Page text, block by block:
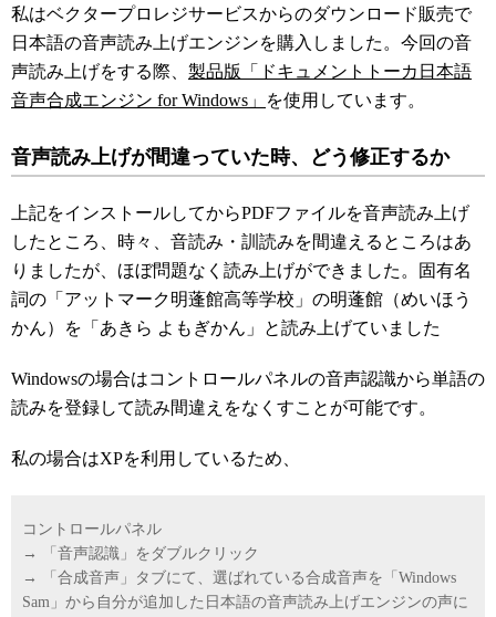
私はベクタープロレジサービスからのダウンロード販売で
日本語の音声読み上げエンジンを購入しました。今回の音
声読み上げをする際、 製品版「ドキュメントトーカ日本語
音声合成エンジン for Windows」
を使用しています。
音声読み上げが間違っていた時、どう修正するか
上記をインストールしてからPDFファイルを音声読み上げ
したところ、時々、音読み・訓読みを間違えるところはあ
りましたが、ほぼ問題なく読み上げができました。固有名
詞の「アットマーク明蓬館高等学校」の明蓬館（めいほう
かん）を「あきら よもぎかん」と読み上げていました
Windowsの場合はコントロールパネルの音声認識から単語の
読みを登録して読み間違えをなくすことが可能です。
私の場合はXPを利用しているため、
コントロールパネル
→ 「音声認識」をダブルクリック
→ 「合成音声」タブにて、選ばれている合成音声を「Windows
Sam」から自分が追加した日本語の音声読み上げエンジンの声に